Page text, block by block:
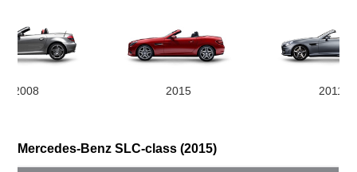
2008 2015 2011
Mercedes-Benz SLC-class (2015)